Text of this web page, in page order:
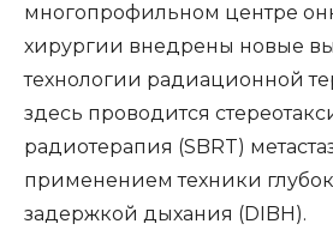
многопрофильном центре
хирургии внедрены новые
технологии радиационной
здесь проводится
радиотерапия (SBRT)
применением техники
задержкой дыхания (DIBH).